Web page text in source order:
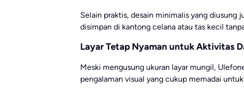
Selain praktis, desain minimalis yang diusung
disimpan di kantong celana atau tas kecil
Layar Tetap Nyaman untuk Aktivitas
Meski mengusung ukuran layar mungil,
pengalaman visual yang cukup memadai